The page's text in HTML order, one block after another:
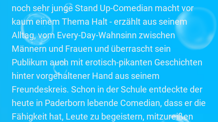
noch sehr junge Stand Up-Comedian macht vor
kaum einem Thema Halt - erzählt aus seinem
Alltag, vom Every-Day-Wahnsinn zwischen
Männern und Frauen und überrascht sein
Publikum auch mit erotisch-pikanten Geschichten
hinter vorgehaltener Hand aus seinem
Freundeskreis. Schon in der Schule entdeckte der
heute in Paderborn lebende Comedian, dass er die
Fähigkeit hat, Leute zu begeistern, mitzureißen